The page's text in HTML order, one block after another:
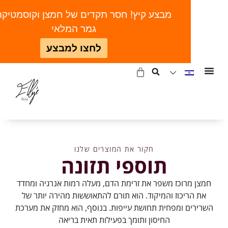
חקור את המוצרים שלנו
תוספי תזונה
מרוכז משפר את זרימת הדם, מעלה רמות אנרגיה ומחדד
את הריכוז והמיקוד. הוא תורם להתאוששות מהירה יותר של
ומפחית תחושת עייפות. בנוסף, הוא מחזק את מערכת
החיסון ותומך בפעילות תאית בריאה
מבצע קיץ! חסר תקדים של חמצן וקוסמטיקה |
גמר המלאי
לחצו למבצע